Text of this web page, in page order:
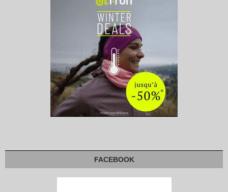
FACEBOOK